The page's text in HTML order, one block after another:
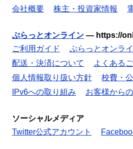
会社概要
株主・投資家情報
ぷらっとオンライン — https://
ご利用ガイド
ぷらっとオンラ
配送・決済について
よくある
個人情報取り扱い方針
校費・
IPv6への取り組み
お客様から
ソーシャルメディア
Twitter公式アカウント